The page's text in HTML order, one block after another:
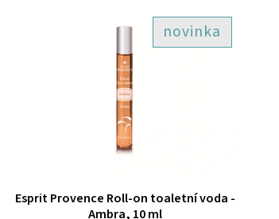
novinka
Esprit Provence Roll-on toaletní voda -
Ambra, 10 ml